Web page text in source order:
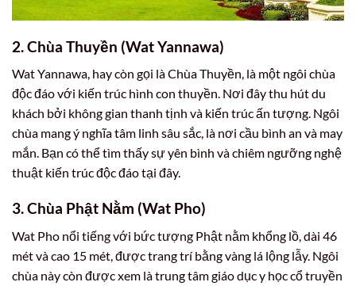
2. Chùa Thuyền (Wat Yannawa)
Wat Yannawa, hay còn gọi là Chùa Thuyền, là một ngôi chùa
độc đáo với kiến trúc hình con thuyền. Nơi đây thu hút du
khách bởi không gian thanh tịnh và kiến trúc ấn tượng. Ngôi
chùa mang ý nghĩa tâm linh sâu sắc, là nơi cầu bình an và may
mắn. Bạn có thể tìm thấy sự yên bình và chiêm ngưỡng nghệ
thuật kiến trúc độc đáo tại đây.
3. Chùa Phật Nằm (Wat Pho)
Wat Pho nổi tiếng với bức tượng Phật nằm khổng lồ, dài 46
mét và cao 15 mét, được trang trí bằng vàng lá lộng lẫy. Ngôi
chùa này còn được xem là trung tâm giáo dục y học cổ truyền